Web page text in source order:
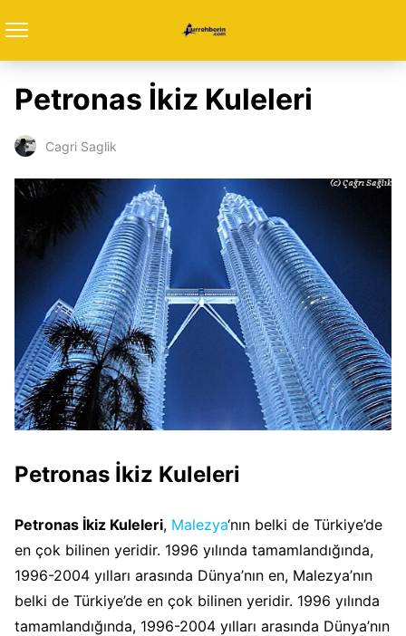
Petronas İkiz Kuleleri
Cagri Saglik
Petronas İkiz Kuleleri
Petronas İkiz Kuleleri, Malezya‘nın belki de Türkiye’de
en çok bilinen yeridir. 1996 yılında tamamlandığında,
1996-2004 yılları arasında Dünya’nın en, Malezya’nın
belki de Türkiye’de en çok bilinen yeridir. 1996 yılında
tamamlandığında, 1996-2004 yılları arasında Dünya’nın